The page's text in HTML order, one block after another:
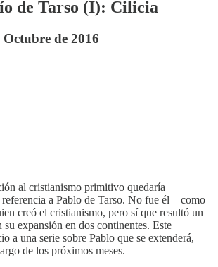
de Tarso (I): Cilicia
de 2016
al cristianismo primitivo quedaría
a Pablo de Tarso. No fue él – como
creó el cristianismo, pero sí que resultó un
su expansión en dos continentes. Este
a una serie sobre Pablo que se extenderá,
de los próximos meses.